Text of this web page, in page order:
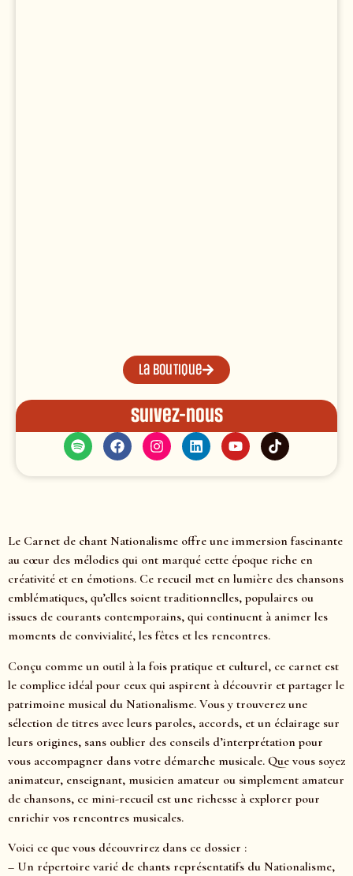
La boutique
Suivez-nous
Le Carnet de chant Nationalisme offre une immersion fascinante
au cœur des mélodies qui ont marqué cette époque riche en
créativité et en émotions. Ce recueil met en lumière des chansons
emblématiques, qu’elles soient traditionnelles, populaires ou
issues de courants contemporains, qui continuent à animer les
moments de convivialité, les fêtes et les rencontres.
Conçu comme un outil à la fois pratique et culturel, ce carnet est
le complice idéal pour ceux qui aspirent à découvrir et partager le
patrimoine musical du Nationalisme. Vous y trouverez une
sélection de titres avec leurs paroles, accords, et un éclairage sur
leurs origines, sans oublier des conseils d’interprétation pour
vous accompagner dans votre démarche musicale. Que vous soyez
animateur, enseignant, musicien amateur ou simplement amateur
de chansons, ce mini-recueil est une richesse à explorer pour
enrichir vos rencontres musicales.
Voici ce que vous découvrirez dans ce dossier :
– Un répertoire varié de chants représentatifs du Nationalisme,